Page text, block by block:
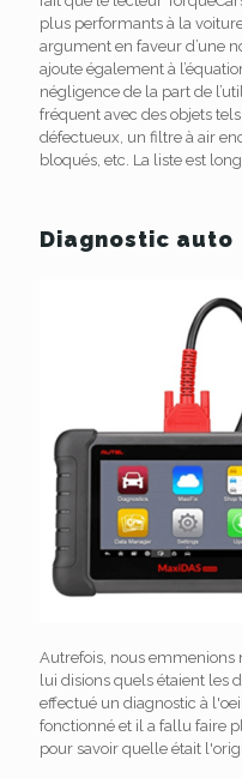
plus performants à la
argument en faveur d’une
ajoute également à
négligence de la part de
fréquent avec des objets
défectueux, un filtre à air
bloqués, etc. La liste est
Diagnostic auto
Autrefois, nous
lui disions quels étaient les
effectué un diagnostic à
fonctionné et il a fallu faire
pour savoir quelle était